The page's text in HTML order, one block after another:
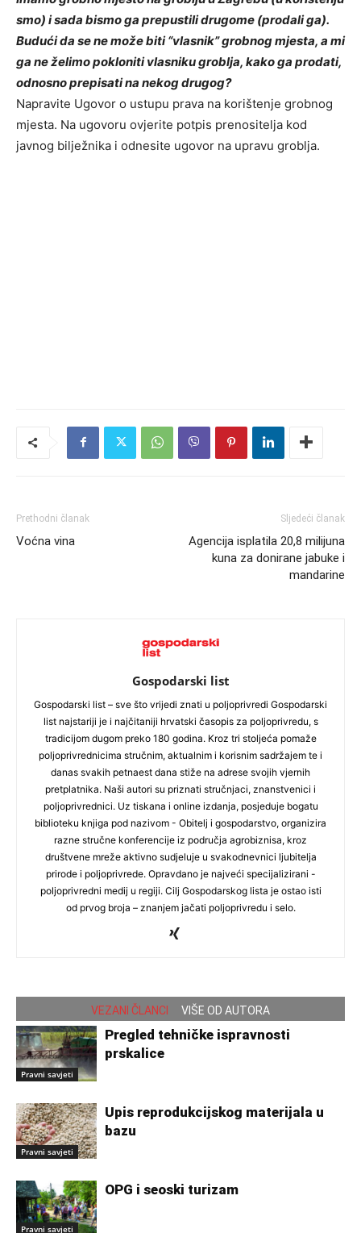
smo) i sada bismo ga prepustili drugome (prodali ga).
Budući da se ne može biti “vlasnik” grobnog mjesta, a mi
ga ne želimo pokloniti vlasniku groblja, kako ga prodati,
odnosno prepisati na nekog drugog?
Napravite Ugovor o ustupu prava na korištenje grobnog
mjesta. Na ugovoru ovjerite potpis prenositelja kod
javnog bilježnika i odnesite ugovor na upravu groblja.
Prethodni članak
Voćna vina
Sljedeći članak
Agencija isplatila 20,8 milijuna
kuna za donirane jabuke i
mandarine
Gospodarski list
Gospodarski list – sve što vrijedi znati u poljoprivredi Gospodarski
list najstariji je i najčitaniji hrvatski časopis za poljoprivredu, s
tradicijom dugom preko 180 godina. Kroz tri stoljeća pomaže
poljoprivrednicima stručnim, aktualnim i korisnim sadržajem te i
danas svakih petnaest dana stiže na adrese svojih vjernih
pretplatnika. Naši autori su priznati stručnjaci, znanstvenici i
poljoprivrednici. Uz tiskana i online izdanja, posjeduje bogatu
biblioteku knjiga pod nazivom - Obitelj i gospodarstvo, organizira
razne stručne konferencije iz područja agrobiznisa, kroz
društvene mreže aktivno sudjeluje u svakodnevnici ljubitelja
prirode i poljoprivrede. Opravdano je najveći specijalizirani -
poljoprivredni medij u regiji. Cilj Gospodarskog lista je ostao isti
od prvog broja – znanjem jačati poljoprivredu i selo.
VEZANI ČLANCI VIŠE OD AUTORA
Pravni savjeti
Pregled tehničke ispravnosti
prskalice
Pravni savjeti
Upis reprodukcijskog materijala u
bazu
Pravni savjeti
OPG i seoski turizam